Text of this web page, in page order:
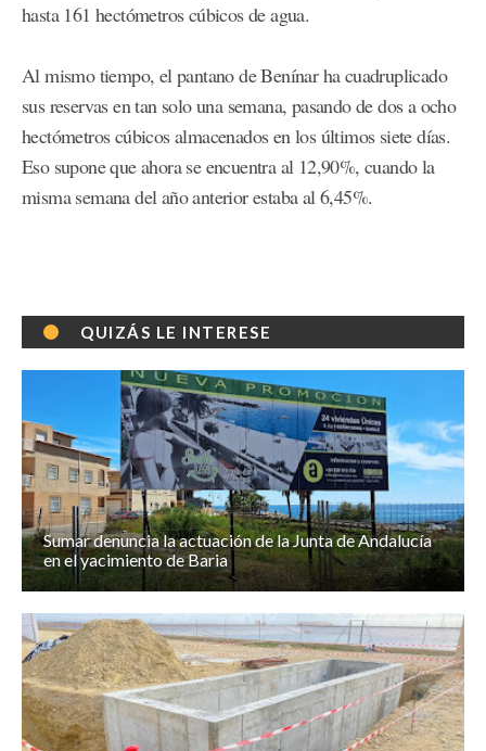
hasta 161 hectómetros cúbicos de agua.
Al mismo tiempo, el pantano de Benínar ha cuadruplicado
sus reservas en tan solo una semana, pasando de dos a ocho
hectómetros cúbicos almacenados en los últimos siete días.
Eso supone que ahora se encuentra al 12,90%, cuando la
misma semana del año anterior estaba al 6,45%.
QUIZÁS LE INTERESE
Sumar denuncia la actuación de la Junta de Andalucía
en el yacimiento de Baria